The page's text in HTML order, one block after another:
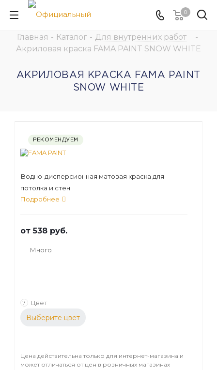
0
Главная - Каталог - Для внутренних работ
-
Акриловая краска FAMA PAINT SNOW WHITE
АКРИЛОВАЯ КРАСКА FAMA PAINT
SNOW WHITE
РЕКОМЕНДУЕМ
Водно-дисперсионная матовая краска для
потолка и стен
Подробнее
от538 руб.
Много
? Цвет
Выберите цвет
Цена действительна только для интернет-магазина и
может отличаться от цен в розничных магазинах